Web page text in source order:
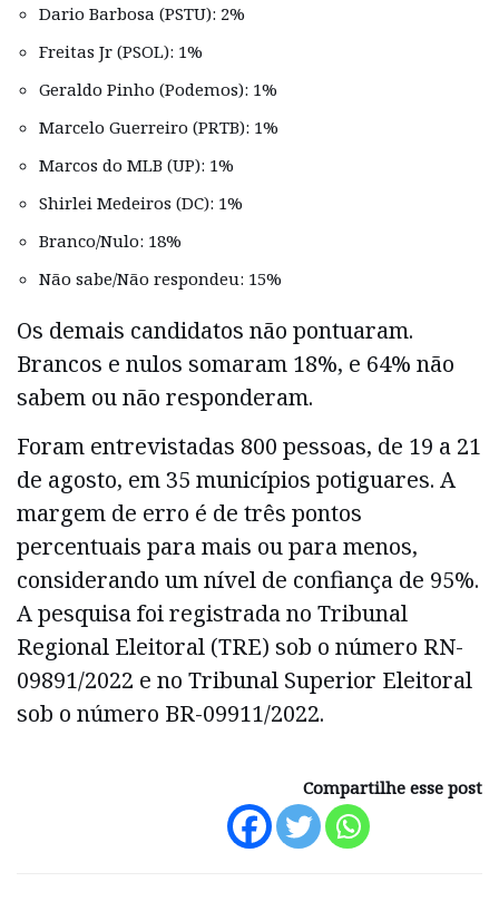
Dario Barbosa (PSTU): 2%
Freitas Jr (PSOL): 1%
Geraldo Pinho (Podemos): 1%
Marcelo Guerreiro (PRTB): 1%
Marcos do MLB (UP): 1%
Shirlei Medeiros (DC): 1%
Branco/Nulo: 18%
Não sabe/Não respondeu: 15%
Os demais candidatos não pontuaram.
Brancos e nulos somaram 18%, e 64% não
sabem ou não responderam.
Foram entrevistadas 800 pessoas, de 19 a 21
de agosto, em 35 municípios potiguares. A
margem de erro é de três pontos
percentuais para mais ou para menos,
considerando um nível de confiança de 95%.
A pesquisa foi registrada no Tribunal
Regional Eleitoral (TRE) sob o número RN-
09891/2022 e no Tribunal Superior Eleitoral
sob o número BR-09911/2022.
Compartilhe esse post